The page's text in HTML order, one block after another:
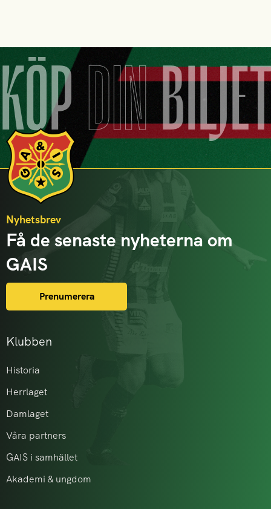
KÖPDIN
Klubben
Historia
Herrlaget
Damlaget
Våra partners
GAIS i samhället
Akademi & ungdom
Nyhetsbrev
Få de senaste nyheterna om
GAIS
Prenumerera